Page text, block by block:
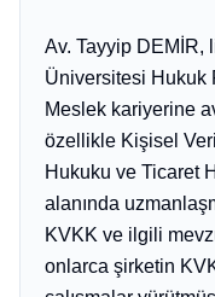
Av. Tayyip DEMİR,
Üniversitesi Hukuk
Meslek kariyerine
özellikle Kişisel
Hukuku ve Ticaret
alanında
KVKK ve ilgili
onlarca şirketin